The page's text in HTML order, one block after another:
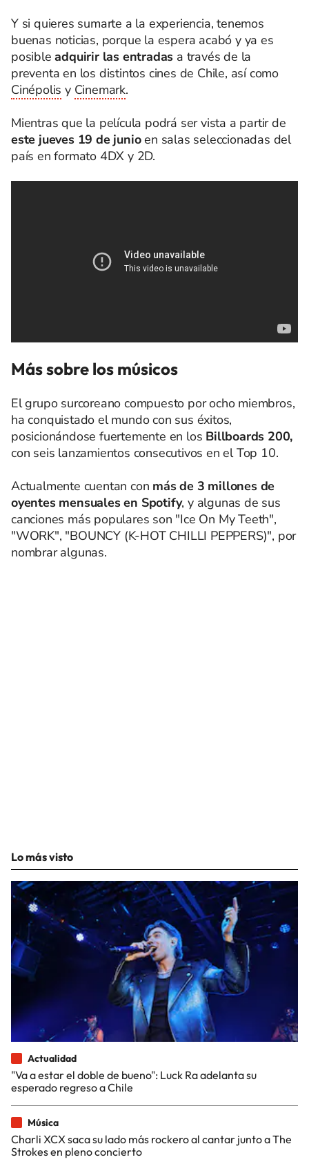
Y si quieres sumarte a la experiencia, tenemos
buenas noticias, porque la espera acabó y ya es
posible adquirir las entradas a través de la
preventa en los distintos cines de Chile, así como
Cinépolis y Cinemark.
Mientras que la película podrá ser vista a partir de
este jueves 19 de junioen salas seleccionadas del
país en formato 4DX y 2D.
Más sobre los músicos
El grupo surcoreano compuesto por ocho miembros,
ha conquistado el mundo con sus éxitos,
posicionándose fuertemente en los Billboards 200,
con seis lanzamientos consecutivos en el Top 10.
Actualmente cuentan con más de 3 millones de
oyentes mensuales en Spotify, y algunas de sus
canciones más populares son "Ice On My Teeth",
"WORK", "BOUNCY (K-HOT CHILLI PEPPERS)", por
nombrar algunas.
Lo más visto
Actualidad
"Va a estar el doble de bueno": Luck Ra adelanta su
esperado regreso a Chile
Música
Charli XCX saca su lado más rockero al cantar junto a The
Strokes en pleno concierto